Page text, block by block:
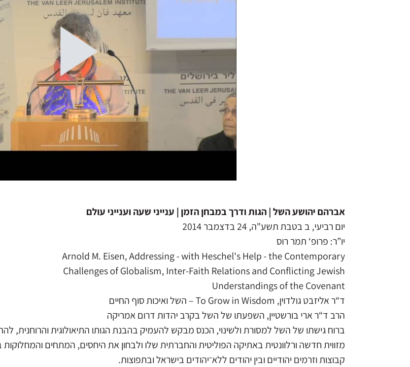
אברהם יהושע השל | הגות ודרך במבחן הזמן | ענייני שעה וענייני עולם
יום רביעי, ב בטבת תשע"ה, 24 בדצמבר 2014
יו”ר: פרופ‘ תמר רוס
Arnold M. Eisen, Addressing - with Heschel's Help - the Contemporary
Challenges of Globalism, Inter-Faith Relations and Conflicting Jewish
Understandings of the Covenant
ד“ר אליזבט גולדוין, To Grow in Wisdom – השל ואיכות סוף החיים
הרב ד“ר ארי בורשטיין, השפעתו של השל בקרב יהדות דרום אמריקה
ברוח גישתו של השל למסורת ולשינוי, הכנס מבקש להעמיק בהבנת הגותו התיאולוגית והרוחנית,
מזווית חדשה ורלוונטית באתיקה הפוליטית והחברתית שלו ולבחון את היחסים, המתחים והמחלוקות
קבוצות וזרמים יהודיים ובין יהודים ללא־יהודים בישראל ובתפוצות.